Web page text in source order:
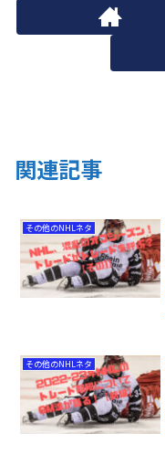
関連記事
その他のNHLネタ
その他のNHLネタ